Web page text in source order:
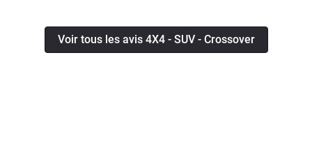
Voir tous les avis 4X4 - SUV - Crossover